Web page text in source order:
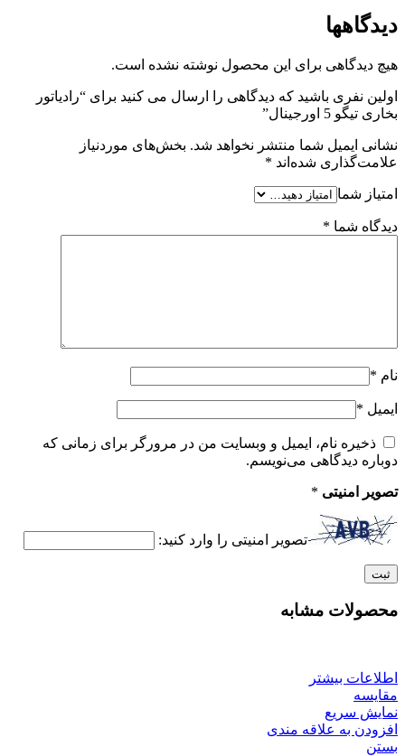
دیدگاهها
هیچ دیدگاهی برای این محصول نوشته نشده است.
اولین نفری باشید که دیدگاهی را ارسال می کنید برای “رادیاتور
بخاری تیگو 5 اورجینال”
نشانی ایمیل شما منتشر نخواهد شد. بخش‌های موردنیاز
علامت‌گذاری شده‌اند *
امتیاز شما
دیدگاه شما *
نام *
ایمیل *
ذخیره نام، ایمیل و وبسایت من در مرورگر برای زمانی که
دوباره دیدگاهی می‌نویسم.
تصویر امنیتی *
تصویر امنیتی را وارد کنید:
محصولات مشابه
اطلاعات بیشتر
مقایسه
نمایش سریع
افزودن به علاقه مندی
بستن